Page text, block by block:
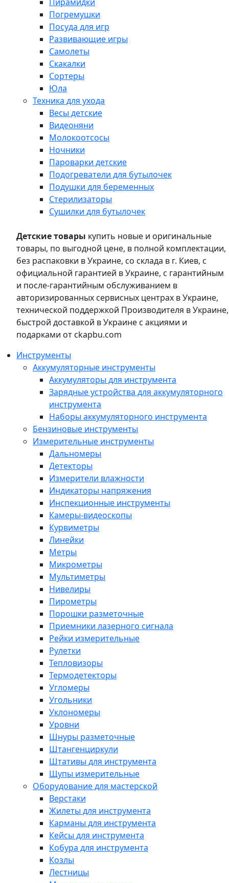
Погремушки
Посуда для игр
Развивающие игры
Самолеты
Скакалки
Сортеры
Юла
Техника для ухода
Весы детские
Видеоняни
Молокоотсосы
Ночники
Пароварки детские
Подогреватели для бутылочек
Подушки для беременных
Стерилизаторы
Сушилки для бутылочек
Детские товары купить новые и оригинальные
товары, по выгодной цене, в полной комплектации,
без распаковки в Украине, со склада в г. Киев, с
официальной гарантией в Украине, с гарантийным
и после-гарантийным обслуживанием в
авторизированных сервисных центрах в Украине,
технической поддержкой Производителя в Украине,
быстрой доставкой в Украине с акциями и
подарками от ckapbu.com
Инструменты
Аккумуляторные инструменты
Аккумуляторы для инструмента
Зарядные устройства для аккумуляторного
инструмента
Наборы аккумуляторного инструмента
Бензиновые инструменты
Измерительные инструменты
Дальномеры
Детекторы
Измерители влажности
Индикаторы напряжения
Инспекционные инструменты
Камеры-видеоскопы
Курвиметры
Линейки
Метры
Микрометры
Мультиметры
Нивелиры
Пирометры
Порошки разметочные
Приемники лазерного сигнала
Рейки измерительные
Рулетки
Тепловизоры
Термодетекторы
Угломеры
Угольники
Уклономеры
Уровни
Шнуры разметочные
Штангенциркули
Штативы для инструмента
Щупы измерительные
Оборудование для мастерской
Верстаки
Жилеты для инструмента
Карманы для инструмента
Кейсы для инструмента
Кобура для инструмента
Козлы
Лестницы